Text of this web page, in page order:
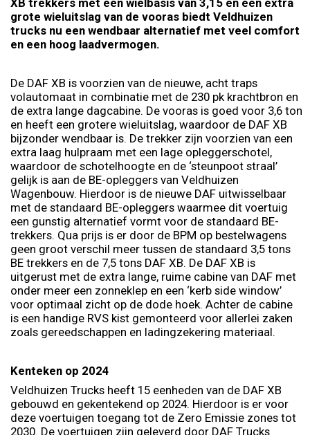
XB trekkers met een wielbasis van 3,15 en een extra
grote wieluitslag van de vooras biedt Veldhuizen
trucks nu een wendbaar alternatief met veel comfort
en een hoog laadvermogen.
De DAF XB is voorzien van de nieuwe, acht traps
volautomaat in combinatie met de 230 pk krachtbron en
de extra lange dagcabine. De vooras is goed voor 3,6 ton
en heeft een grotere wieluitslag, waardoor de DAF XB
bijzonder wendbaar is. De trekker zijn voorzien van een
extra laag hulpraam met een lage opleggerschotel,
waardoor de schotelhoogte en de ‘steunpoot straal’
gelijk is aan de BE-opleggers van Veldhuizen
Wagenbouw. Hierdoor is de nieuwe DAF uitwisselbaar
met de standaard BE-opleggers waarmee dit voertuig
een gunstig alternatief vormt voor de standaard BE-
trekkers. Qua prijs is er door de BPM op bestelwagens
geen groot verschil meer tussen de standaard 3,5 tons
BE trekkers en de 7,5 tons DAF XB. De DAF XB is
uitgerust met de extra lange, ruime cabine van DAF met
onder meer een zonneklep en een ‘kerb side window’
voor optimaal zicht op de dode hoek. Achter de cabine
is een handige RVS kist gemonteerd voor allerlei zaken
zoals gereedschappen en ladingzekering materiaal.
Kenteken op 2024
Veldhuizen Trucks heeft 15 eenheden van de DAF XB
gebouwd en gekentekend op 2024. Hierdoor is er voor
deze voertuigen toegang tot de Zero Emissie zones tot
2030. De voertuigen zijn geleverd door DAF Trucks